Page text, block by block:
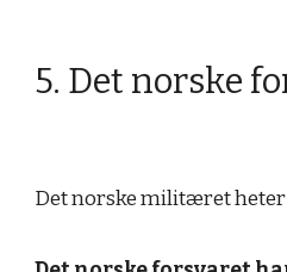
5. Det norske
Det norske militæret heter